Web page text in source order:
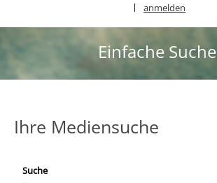
anmelden
Einfache Suche
Ihre Mediensuche
Suche